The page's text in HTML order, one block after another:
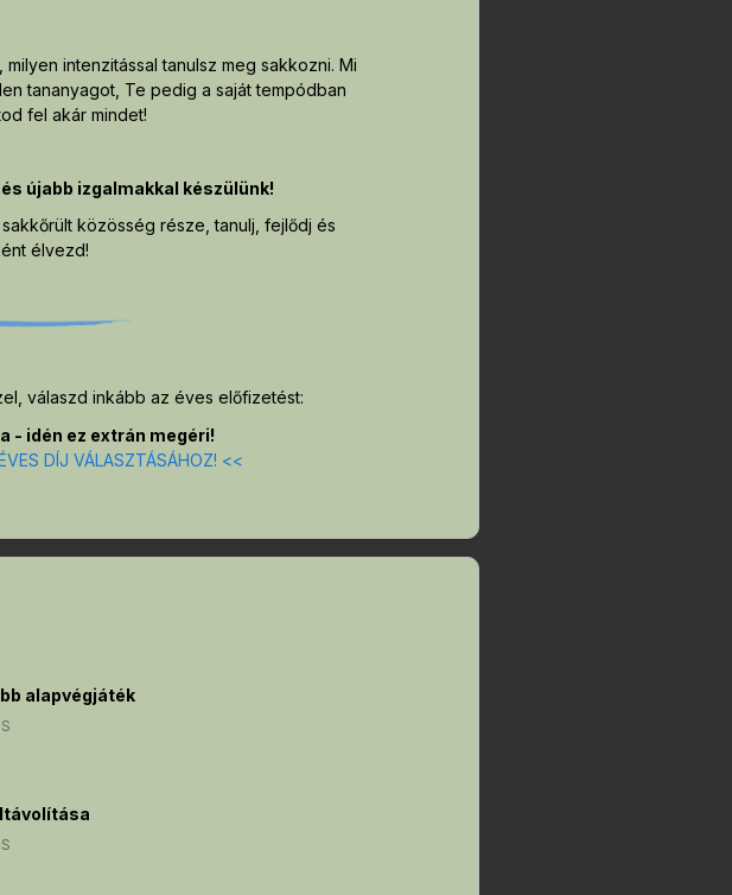
intenzitással tanulsz meg sakkozni. Mi
tananyagot, Te pedig a saját tempódban
fel akár mindet!
újabb izgalmakkal készülünk!
közösség része, tanulj, fejlődj és
élvezd!
válaszd inkább az éves előfizetést:
- idén ez extrán megéri!
DÍJ VÁLASZTÁSÁHOZ! <<
alapvégjáték